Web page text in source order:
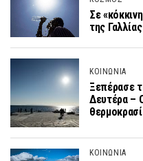
Σε
της
ΚΟΙΝΩΝΙΑ
Ξεπέρασε
Δευτέρα –
ΚΟΙΝΩΝΙΑ